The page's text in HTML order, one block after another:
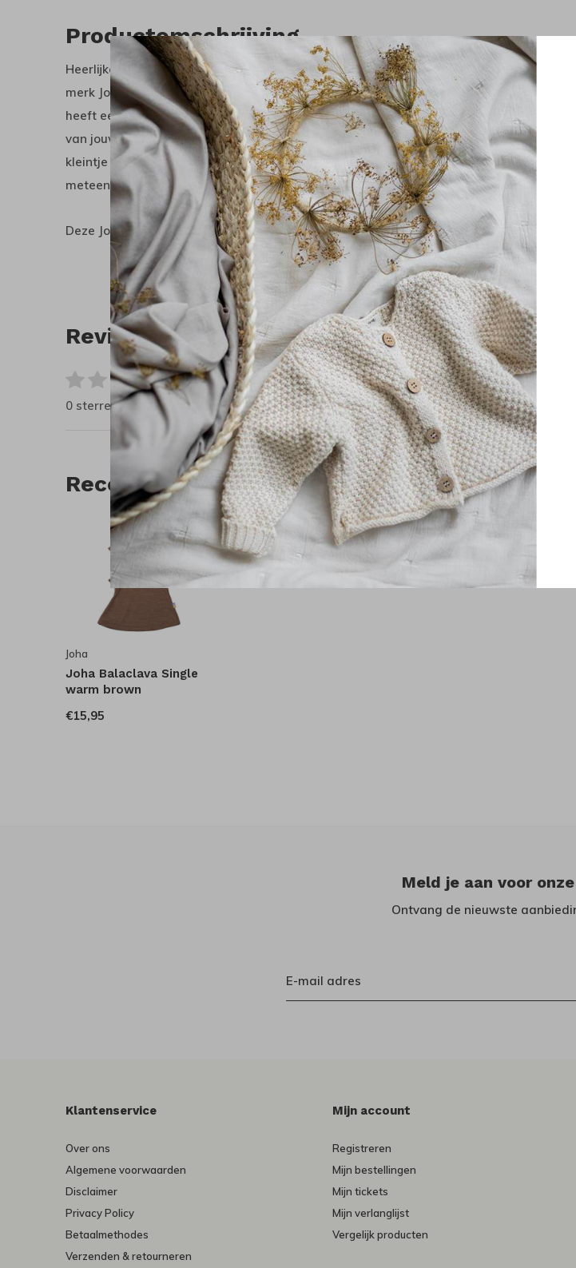
Productomschrijving
Heerlijke warme wollen balaclava in de kleur warm brown melange van het mooie
merk Joha. De balaclava is gemaakt van een enkele laag warme merino wol. Het
heeft een hele leuke fijne melange. Een balaclava of wel bivakmuts houdt het hele
van jouw kleintje helemaal warm. En dat is belangrijk. Want zo blijven alle holtes van
kleintje goed beschermt tegen de koude herfstwind. Daarnaast is de balaclava ook
meteen een muts en een sjaal. Heel handig dus.
Deze Joha balaclava is dun genoeg om onder een fietshelm te dragen.
Reviews
0/ 5
0 sterren op basis van 0 beoordelingen
Recente artikelen
Joha
Joha Balaclava Single
warm brown
€15,95
Meld je aan voor
Ontvang de nieuwste
Klantenservice
Over ons
Algemene voorwaarden
Disclaimer
Privacy Policy
Betaalmethodes
Verzenden & retourneren
Mijn account
Registreren
Mijn bestellingen
Mijn tickets
Mijn verlanglijst
Vergelijk producten